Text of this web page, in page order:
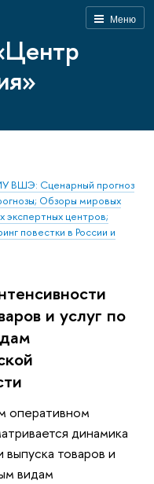
Меню
ВШЭ: Сценарный прогноз
Обзоры мировых
экспертных центров;
повестки в России и
и услуг по
оперативном
динамика
товаров и
видам